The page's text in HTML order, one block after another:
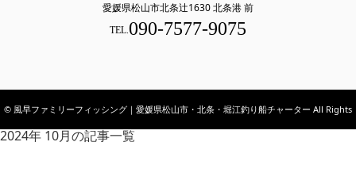
愛媛県松山市北条辻1630 北条港 前
TEL.090-7577-9075
© 風早ファミリーフィッシング｜愛媛県松山市・北条・堀江釣り船チャーター All Rights
2024年 10月の記事一覧